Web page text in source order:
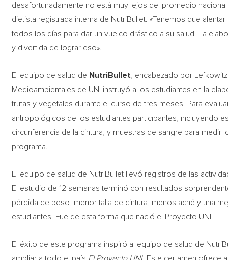
desafortunadamente no está muy lejos del promedio
dietista registrada interna de NutriBullet. «Tenemos que
todos los días para dar un vuelco drástico a su salud. La
y divertida de lograr eso».
El equipo de salud de NutriBullet , encabezado por
Medioambientales de UNI instruyó a los estudiantes en la
frutas y vegetales durante el curso de tres meses. Para
antropológicos de los estudiantes participantes, incluyendo
circunferencia de la cintura, y muestras de sangre para
programa.
El equipo de salud de NutriBullet llevó registros de las
El estudio de 12 semanas terminó con resultados
pérdida de peso, menor talla de cintura, menos acné y una
estudiantes. Fue de esta forma que nació el Proyecto UNI.
El éxito de este programa inspiró al equipo de salud de